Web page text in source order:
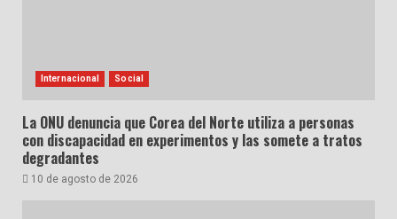
Internacional Social
La ONU denuncia que Corea del Norte utiliza a personas
con discapacidad en experimentos y las somete a tratos
degradantes
10 de agosto de 2026